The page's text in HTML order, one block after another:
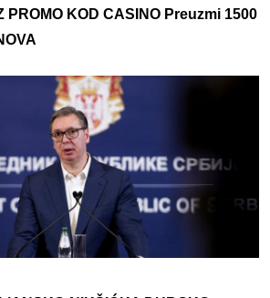
PROMO KOD CASINO Preuzmi 1500